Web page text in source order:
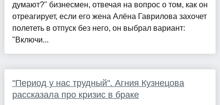
думают?" бизнесмен, отвечая на вопрос о том, как он
отреагирует, если его жена Алёна Гаврилова захочет
полететь в отпуск без него, он выбрал вариант:
"Включи...
"Период у нас трудный". Агния Кузнецова
рассказала про кризис в браке